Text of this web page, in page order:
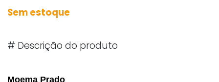
Sem estoque
# Descrição do produto
Moema Prado